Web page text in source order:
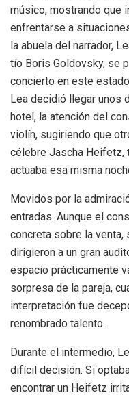
músico, mostrando que
enfrentarse a
la abuela del narrador,
tío Boris Goldovsky, se
concierto en este
Lea decidió llegar unos
hotel, la atención del
violín, sugiriendo que
célebre Jascha Heifetz,
actuaba esa misma
Movidos por la
entradas. Aunque el
concreta sobre la venta,
dirigieron a un gran
espacio prácticamente
sorpresa de la pareja,
interpretación fue
renombrado talento.
Durante el intermedio,
difícil decisión. Si
encontrar un Heifetz